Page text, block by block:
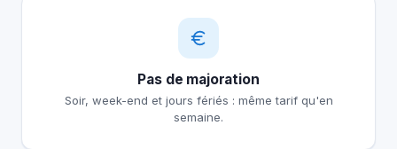
Pas de majoration
Soir, week-end et jours fériés : même tarif qu'en
semaine.